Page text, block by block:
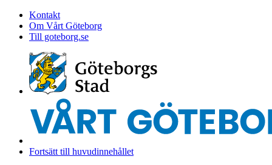
Kontakt
Om Vårt Göteborg
Till goteborg.se
Fortsätt till huvudinnehållet